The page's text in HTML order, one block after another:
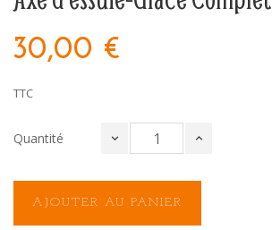
30,00 €
TTC
Quantité
AJOUTER AU PANIER